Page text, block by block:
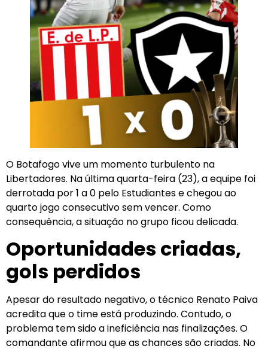
O Botafogo vive um momento turbulento na
Libertadores. Na última quarta-feira (23), a equipe foi
derrotada por 1 a 0 pelo Estudiantes e chegou ao
quarto jogo consecutivo sem vencer. Como
consequência, a situação no grupo ficou delicada.
Oportunidades criadas,
gols perdidos
Apesar do resultado negativo, o técnico Renato Paiva
acredita que o time está produzindo. Contudo, o
problema tem sido a ineficiência nas finalizações. O
comandante afirmou que as chances são criadas. No